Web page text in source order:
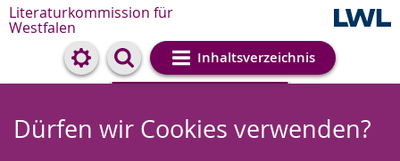
Literaturkommission für
Westfalen
Inhaltsverzeichnis
Cookie-Einstellungen
Dürfen wir Cookies verwenden?